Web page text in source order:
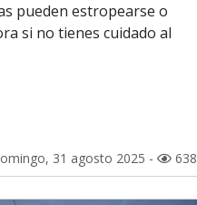
pueden estropearse o
si no tienes cuidado al
31 agosto 2025 - 638